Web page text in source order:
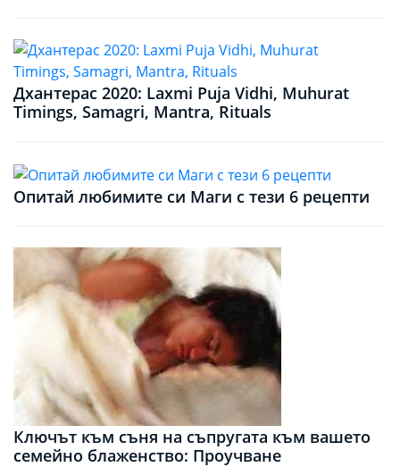
Дхантерас 2020: Laxmi Puja Vidhi, Muhurat
Timings, Samagri, Mantra, Rituals
Опитай любимите си Маги с тези 6 рецепти
Ключът към съня на съпругата към вашето
семейно блаженство: Проучване